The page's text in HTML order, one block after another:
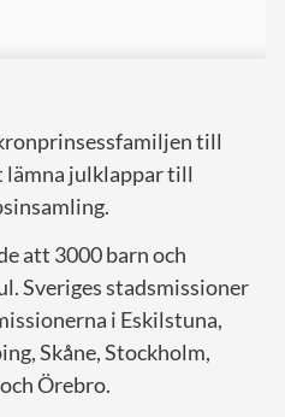
till
lämna julklappar till
att 3000 barn och
Sveriges stadsmissioner
i Eskilstuna,
Skåne, Stockholm,
Örebro.